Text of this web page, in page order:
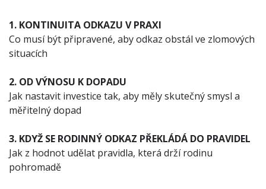
1. KONTINUITA ODKAZU V PRAXI
Co musí být připravené, aby odkaz obstál ve zlomových
situacích
2. OD VÝNOSU K DOPADU
Jak nastavit investice tak, aby měly skutečný smysl a
měřitelný dopad
3. KDYŽ SE RODINNÝ ODKAZ PŘEKLÁDÁ DO PRAVIDEL
Jak z hodnot udělat pravidla, která drží rodinu
pohromadě